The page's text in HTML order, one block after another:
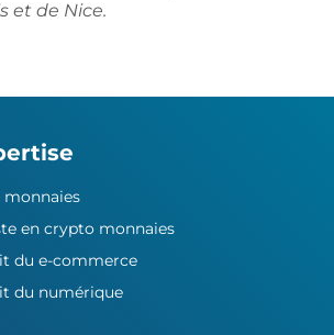
et de Nice.
en crypto monnaies
du e-commerce
du numérique